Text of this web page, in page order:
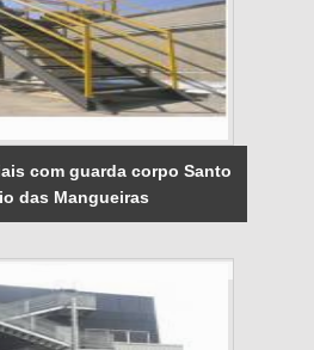
com guarda corpo Santo
das Mangueiras